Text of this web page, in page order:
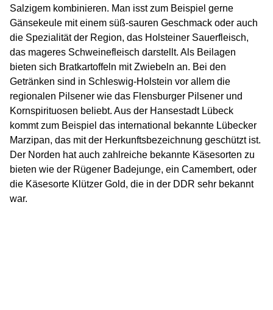
Salzigem kombinieren. Man isst zum Beispiel gerne
Gänsekeule mit einem süß-sauren Geschmack oder auch
die Spezialität der Region, das Holsteiner Sauerfleisch,
das mageres Schweinefleisch darstellt. Als Beilagen
bieten sich Bratkartoffeln mit Zwiebeln an. Bei den
Getränken sind in Schleswig-Holstein vor allem die
regionalen Pilsener wie das Flensburger Pilsener und
Kornspirituosen beliebt. Aus der Hansestadt Lübeck
kommt zum Beispiel das international bekannte Lübecker
Marzipan, das mit der Herkunftsbezeichnung geschützt ist.
Der Norden hat auch zahlreiche bekannte Käsesorten zu
bieten wie der Rügener Badejunge, ein Camembert, oder
die Käsesorte Klützer Gold, die in der DDR sehr bekannt
war.